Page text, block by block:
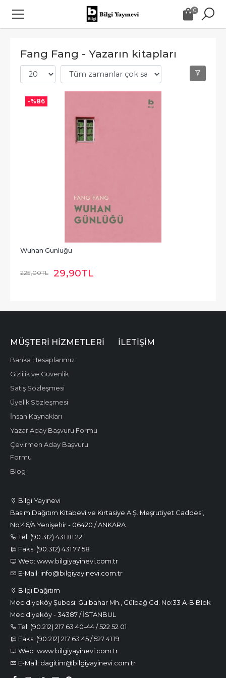
0
Fang Fang - Yazarın kitapları
-%86
Wuhan Günlüğü
225,00TL 29,90TL
Bilgi Yayınevi
Basım Dağıtım Kitabevi ve Kırtasiye A.Ş. Meşrutiyet Caddesi,
No:46/A Yenişehir - 06420 / ANKARA
Tel: (90.312) 431 81 22
Faks: (90.312) 431 77 58
Web: www.bilgiyayinevi.com.tr
E-Mail: info@bilgiyayinevi.com.tr
Bilgi Dağıtım
Mecidiyeköy Şubesi: Gülbahar Mh., Gülbağ Cd. No:33 A-B Blok
Mecidiyeköy - 34387 / İSTANBUL
Tel: (90.212) 217 63 40-44 / 522 52 01
Faks: (90.212) 217 63 45 / 527 41 19
Web: www.bilgiyayinevi.com.tr
E-Mail: dagitim@bilgiyayinevi.com.tr
MÜŞTERI HIZMETLERI
Banka Hesaplarımız
Gizlilik ve Güvenlik
Satış Sözleşmesi
Üyelik Sözleşmesi
İnsan Kaynakları
Yazar Aday Başvuru Formu
Çevirmen Aday Başvuru
Formu
Blog
İLETIŞIM